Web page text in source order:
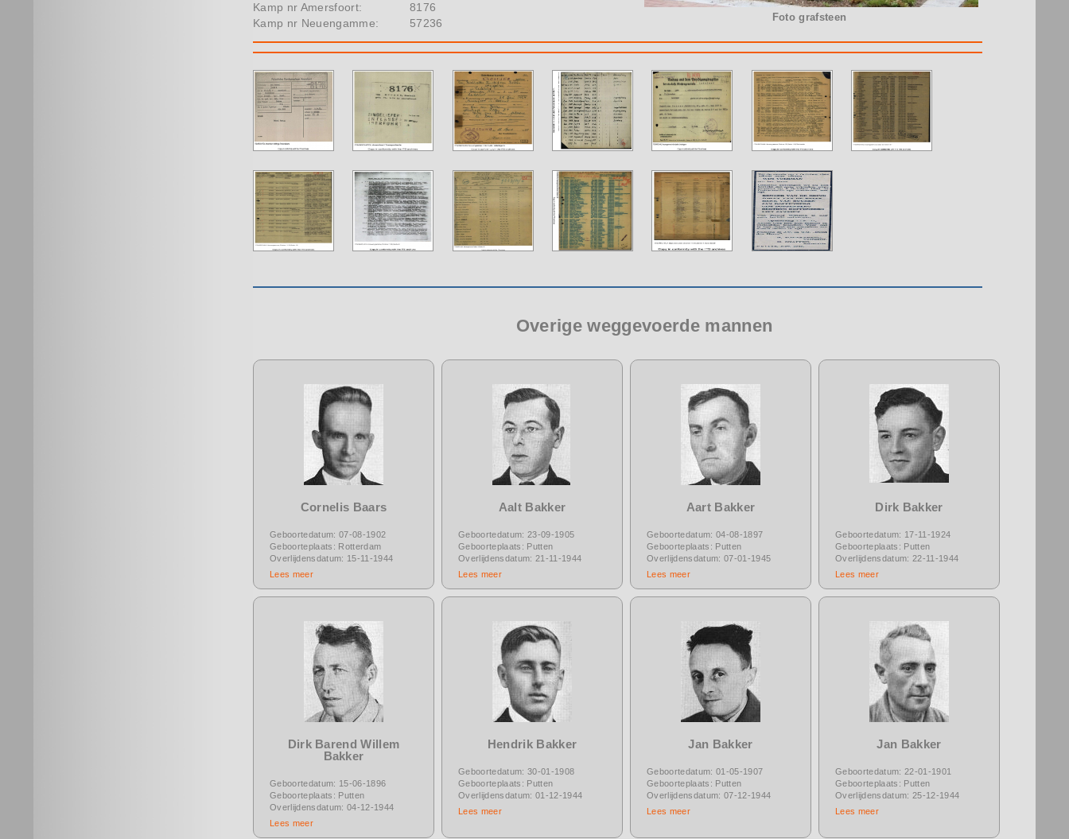
Kamp nr Amersfoort:
8176
Kamp nr Neuengamme:
57236 Foto grafsteen
Overige weggevoerde mannen
Cornelis Baars
Geboortedatum: 07-08-1902
Geboorteplaats: Rotterdam
Overlijdensdatum: 15-11-1944
Lees meer
Aalt Bakker
Geboortedatum: 23-09-1905
Geboorteplaats: Putten
Overlijdensdatum: 21-11-1944
Lees meer
Aart Bakker
Geboortedatum: 04-08-1897
Geboorteplaats: Putten
Overlijdensdatum: 07-01-1945
Lees meer
Dirk Bakker
Geboortedatum: 17-11-1924
Geboorteplaats: Putten
Overlijdensdatum: 22-11-1944
Lees meer
Dirk Barend Willem
Bakker
Geboortedatum: 15-06-1896
Geboorteplaats: Putten
Overlijdensdatum: 04-12-1944
Lees meer
Hendrik Bakker
Geboortedatum: 30-01-1908
Geboorteplaats: Putten
Overlijdensdatum: 01-12-1944
Lees meer
Jan Bakker
Geboortedatum: 01-05-1907
Geboorteplaats: Putten
Overlijdensdatum: 07-12-1944
Lees meer
Jan Bakker
Geboortedatum: 22-01-1901
Geboorteplaats: Putten
Overlijdensdatum: 25-12-1944
Lees meer